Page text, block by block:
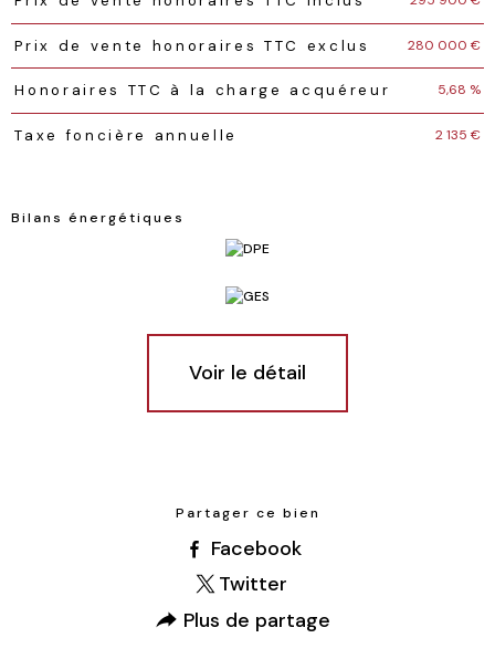
Prix de vente honoraires TTC exclus 280 000 €
Honoraires TTC à la charge acquéreur 5,68 %
Taxe foncière annuelle 2 135 €
Bilans énergétiques
Voir le détail
Partager ce bien
Facebook
Twitter
Plus de partage